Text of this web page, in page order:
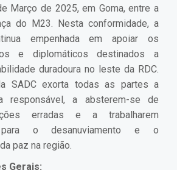
Março de 2025, em Goma, entre a
do M23. Nesta conformidade, a
empenhada em apoiar os
e diplomáticos destinados a
duradoura no leste da RDC.
SADC exorta todas as partes a
responsável, a absterem-se de
erradas e a trabalharem
para o desanuviamento e o
paz na região.
Gerais: